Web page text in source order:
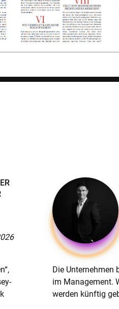
Bewerben Sie sich jetzt für das
Die Unternehmen
im Management.
werden künftig